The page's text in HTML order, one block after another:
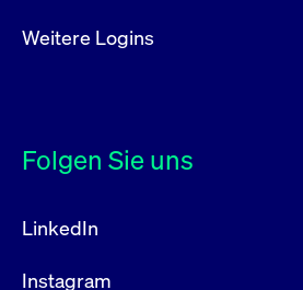
Weitere Logins
Folgen Sie uns
LinkedIn
Instagram